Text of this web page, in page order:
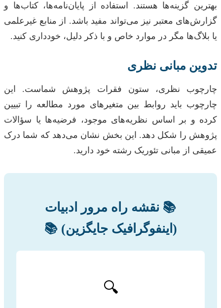
بهترین گزینه‌ها هستند. استفاده از پایان‌نامه‌ها، کتاب‌ها و
گزارش‌های معتبر نیز می‌تواند مفید باشد. از منابع غیرعلمی
یا بلاگ‌ها مگر در موارد خاص و با ذکر دلیل، خودداری کنید.
تدوین مبانی نظری
چارچوب نظری، ستون فقرات پژوهش شماست. این
چارچوب باید روابط بین متغیرهای مورد مطالعه را تبیین
کرده و بر اساس نظریه‌های موجود، فرضیه‌ها یا سؤالات
پژوهش را شکل دهد. این بخش نشان می‌دهد که شما درک
عمیقی از مبانی تئوریک رشته خود دارید.
📚 نقشه راه مرور ادبیات
(اینفوگرافیک جایگزین) 📚
🔍